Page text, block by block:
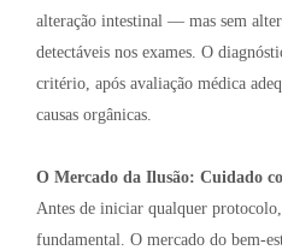
alteração intestinal — mas sem
detectáveis nos exames. O
critério, após avaliação médica
causas orgânicas.
O Mercado da Ilusão: Cuidado
Antes de iniciar qualquer
fundamental. O mercado do bem-